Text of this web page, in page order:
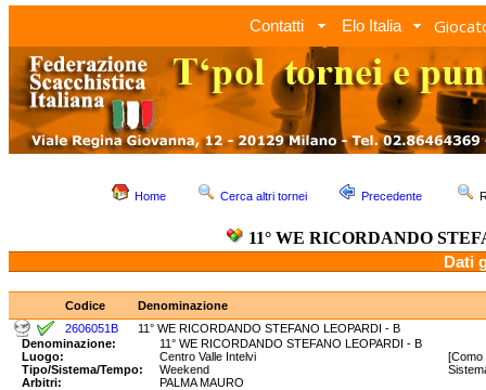
Contatti Elo Italia
Home Cerca altri tornei Precedente
11° WE RICORDANDO
Dati
Codice
Denominazione
2606051B
11° WE RICORDANDO STEFANO LEOPARDI - B
Denominazione:
11° WE RICORDANDO STEFANO LEOPARDI - B
Luogo:
Centro Valle Intelvi
[Como
Tipo/Sistema/Tempo:
Weekend
Arbitri:
PALMA MAURO